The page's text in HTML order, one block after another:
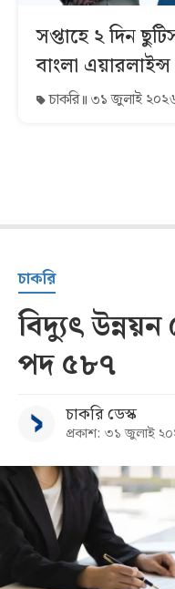
সপ্তাহে ২ দিন
বাংলা এয়ারলাইন্স
চাকরি ৩১ জুলাই
চাকরি
বিদ্যুৎ
পদ ৫৮৭
চাকরি ডেস্ক
প্রকাশ: ৩১ জুলাই